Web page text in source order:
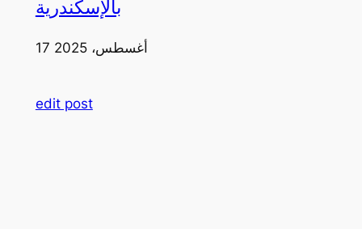
بالإسكندرية
17 أغسطس، 2025
edit post